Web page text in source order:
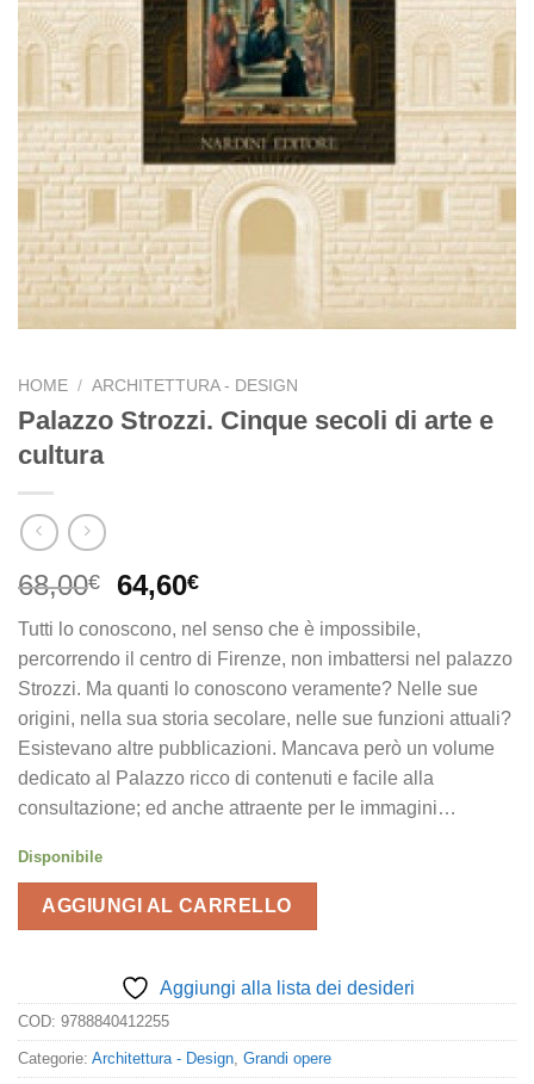
HOME / ARCHITETTURA - DESIGN
Palazzo Strozzi. Cinque secoli di arte e
cultura
68,00€
Il
originale
era:
68,00€.
64,60€Il
attuale
è:
64,60€.
Tutti lo conoscono, nel senso che è impossibile,
percorrendo il centro di Firenze, non imbattersi nel palazzo
Strozzi. Ma quanti lo conoscono veramente? Nelle sue
origini, nella sua storia secolare, nelle sue funzioni attuali?
Esistevano altre pubblicazioni. Mancava però un volume
dedicato al Palazzo ricco di contenuti e facile alla
consultazione; ed anche attraente per le immagini…
Disponibile
AGGIUNGI AL CARRELLO
Aggiungi alla lista dei desideri
COD: 9788840412255
Categorie: Architettura - Design, Grandi opere